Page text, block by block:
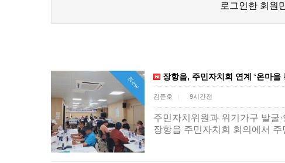
로그인한 회원
New 장항읍, 주민자치회 연계 ‘온마을
김준호 | 9시간전
주민자치위원과 위기가구 발굴
장항읍 주민자치회 회의에서